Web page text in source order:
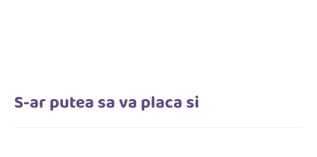
S-ar putea sa va placa si